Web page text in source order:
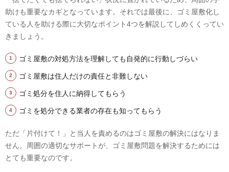
助けも重要なカギとなっています。それでは最後に、ゴミ屋敷化し
ている人を助ける際に大切なポイント4つを解説してしめくくってい
きましょう。
ゴミ屋敷の対処方法を理解しても自発的に行動しづらい
ゴミ屋敷は住人だけの責任と非難しない
ゴミ処分を住人に納得してもらう
ゴミを処分できる業者の存在も知ってもらう
ただ「片付けて！」と当人を責めるのはゴミ屋敷の解決にはなりま
せん。周囲の適切なサポートが、ゴミ屋敷問題を解決するためには
とても重要なのです。